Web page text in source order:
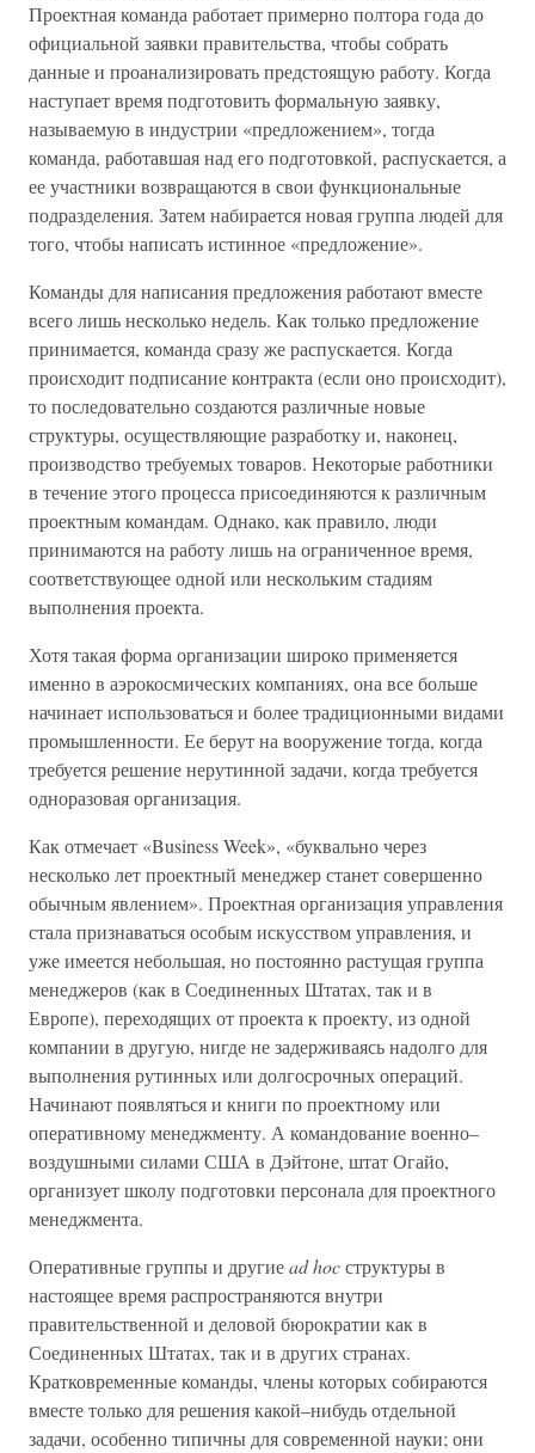
Проектная команда работает примерно полтора года до
официальной заявки правительства, чтобы собрать
данные и проанализировать предстоящую работу. Когда
наступает время подготовить формальную заявку,
называемую в индустрии «предложением», тогда
команда, работавшая над его подготовкой, распускается, а
ее участники возвращаются в свои функциональные
подразделения. Затем набирается новая группа людей для
того, чтобы написать истинное «предложение».
Команды для написания предложения работают вместе
всего лишь несколько недель. Как только предложение
принимается, команда сразу же распускается. Когда
происходит подписание контракта (если оно происходит),
то последовательно создаются различные новые
структуры, осуществляющие разработку и, наконец,
производство требуемых товаров. Некоторые работники
в течение этого процесса присоединяются к различным
проектным командам. Однако, как правило, люди
принимаются на работу лишь на ограниченное время,
соответствующее одной или нескольким стадиям
выполнения проекта.
Хотя такая форма организации широко применяется
именно в аэрокосмических компаниях, она все больше
начинает использоваться и более традиционными видами
промышленности. Ее берут на вооружение тогда, когда
требуется решение нерутинной задачи, когда требуется
одноразовая организация.
Как отмечает «Business Week», «буквально через
несколько лет проектный менеджер станет совершенно
обычным явлением». Проектная организация управления
стала признаваться особым искусством управления, и
уже имеется небольшая, но постоянно растущая группа
менеджеров (как в Соединенных Штатах, так и в
Европе), переходящих от проекта к проекту, из одной
компании в другую, нигде не задерживаясь надолго для
выполнения рутинных или долгосрочных операций.
Начинают появляться и книги по проектному или
оперативному менеджменту. А командование военно–
воздушными силами США в Дэйтоне, штат Огайо,
организует школу подготовки персонала для проектного
менеджмента.
Оперативные группы и другиеad hocструктуры в
настоящее время распространяются внутри
правительственной и деловой бюрократии как в
Соединенных Штатах, так и в других странах.
Кратковременные команды, члены которых собираются
вместе только для решения какой–нибудь отдельной
задачи, особенно типичны для современной науки; они